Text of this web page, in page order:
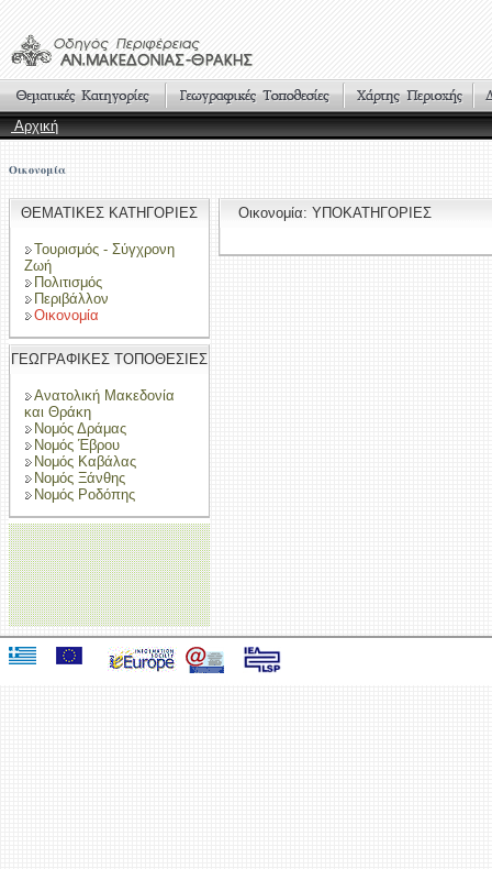
Αρχική
Οικονομία
ΘΕΜΑΤΙΚΕΣ ΚΑΤΗΓΟΡΙΕΣ
Τουρισμός - Σύγχρονη
Ζωή
Πολιτισμός
Περιβάλλον
Οικονομία
ΓΕΩΓΡΑΦΙΚΕΣ ΤΟΠΟΘΕΣΙΕΣ
Ανατολική Μακεδονία
και Θράκη
Νομός Δράμας
Νομός Έβρου
Νομός Καβάλας
Νομός Ξάνθης
Νομός Ροδόπης
Οικονομία: ΥΠΟΚΑΤΗΓΟΡΙΕΣ